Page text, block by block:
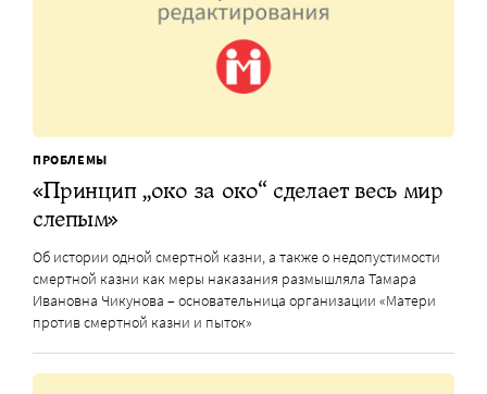
ПРОБЛЕМЫ
«Принцип „око за око“ сделает весь мир
слепым»
Об истории одной смертной казни, а также о недопустимости
смертной казни как меры наказания размышляла Тамара
Ивановна Чикунова – основательница организации «Матери
против смертной казни и пыток»